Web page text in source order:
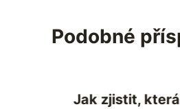
Podobné
Jak zjistit,